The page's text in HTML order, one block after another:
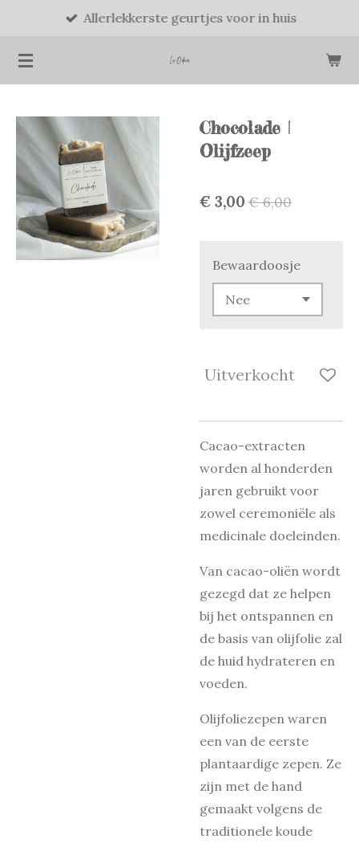
naar
de
Allerlekkerste geurtjes voor in huis
Chocolade |
Olijfzeep
€ 3,00 € 6,00
Bewaardoosje
Uitverkocht
Cacao-extracten
worden al honderden
jaren gebruikt voor
zowel ceremoniële als
medicinale doeleinden.
Van cacao-oliën wordt
gezegd dat ze helpen
bij het ontspannen en
de basis van olijfolie zal
de huid hydrateren en
voeden.
Olijfoliezepen waren
een van de eerste
plantaardige zepen. Ze
zijn met de hand
gemaakt volgens de
traditionele koude